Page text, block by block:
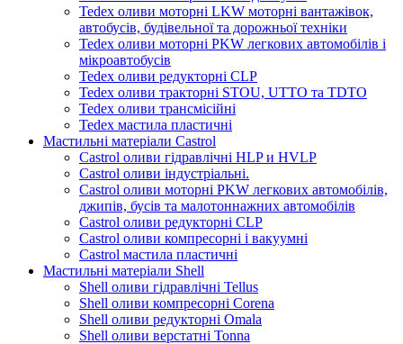
Tedex оливи моторні LKW моторні вантажівок,
автобусів, будівельної та дорожньої техніки
Tedex оливи моторні PKW легкових автомобілів і
мікроавтобусів
Tedex оливи редукторні CLP
Tedex оливи тракторні STOU, UTTO та TDTO
Tedex оливи трансмісійні
Tedex мастила пластичні
Мастильні матеріали Castrol
Castrol оливи гідравлічні HLP и HVLP
Castrol оливи індустріальні.
Castrol оливи моторні PKW легкових автомобілів,
джипів, бусів та малотоннажних автомобілів
Castrol оливи редукторні CLP
Castrol оливи компресорні і вакуумні
Castrol мастила пластичні
Мастильні матеріали Shell
Shell оливи гідравлічні Tellus
Shell оливи компресорні Corena
Shell оливи редукторні Omala
Shell оливи верстатні Tonna